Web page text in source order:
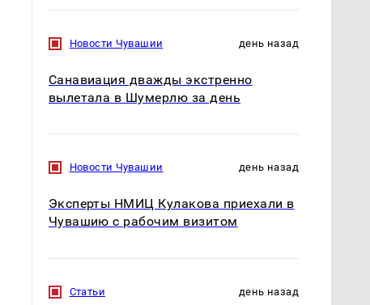
Новости Чувашии день назад
Санавиация дважды экстренно
вылетала в Шумерлю за день
Новости Чувашии день назад
Эксперты НМИЦ Кулакова приехали в
Чувашию с рабочим визитом
Статьи день назад